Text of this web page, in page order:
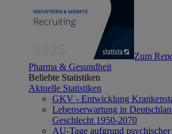
Zum
Pharma & Gesundheit
Beliebte Statistiken
Aktuelle Statistiken
GKV - Entwicklung
Lebenserwartung in
Geschlecht 1950-2070
AU-Tage aufgrund